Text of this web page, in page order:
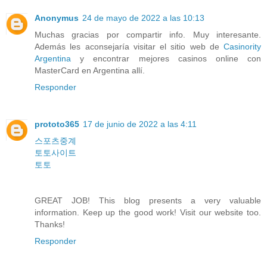
Anonymus 24 de mayo de 2022 a las 10:13
Muchas gracias por compartir info. Muy interesante.
Además les aconsejaría visitar el sitio web de Casinority
Argentina y encontrar mejores casinos online con
MasterCard en Argentina allí.
Responder
prototo365 17 de junio de 2022 a las 4:11
스포츠중계
토토사이트
토토
GREAT JOB! This blog presents a very valuable
information. Keep up the good work! Visit our website too.
Thanks!
Responder